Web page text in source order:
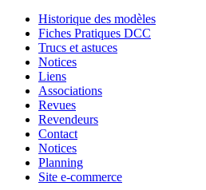
Historique des modèles
Fiches Pratiques DCC
Trucs et astuces
Notices
Liens
Associations
Revues
Revendeurs
Contact
Notices
Planning
Site e-commerce